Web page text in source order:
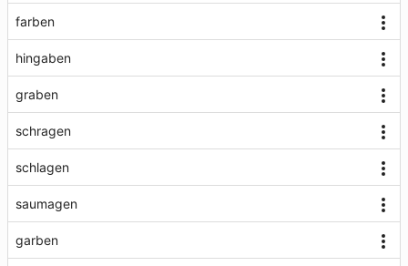
farben
hingaben
graben
schragen
schlagen
saumagen
garben